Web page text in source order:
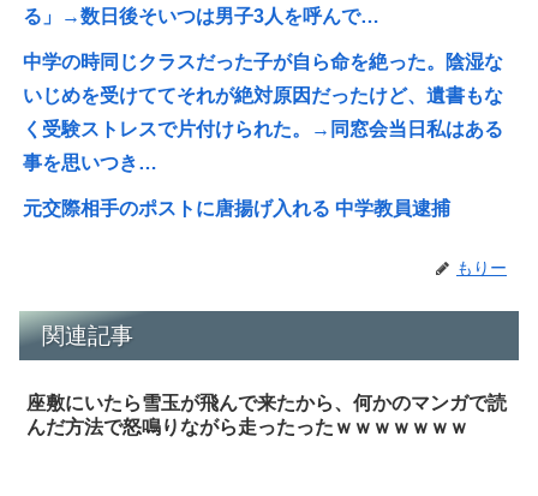
る」→数日後そいつは男子3人を呼んで…
中学の時同じクラスだった子が自ら命を絶った。陰湿な
いじめを受けててそれが絶対原因だったけど、遺書もな
く受験ストレスで片付けられた。→同窓会当日私はある
事を思いつき…
元交際相手のポストに唐揚げ入れる 中学教員逮捕
もりー
関連記事
座敷にいたら雪玉が飛んで来たから、何かのマンガで読
んだ方法で怒鳴りながら走ったったｗｗｗｗｗｗｗ